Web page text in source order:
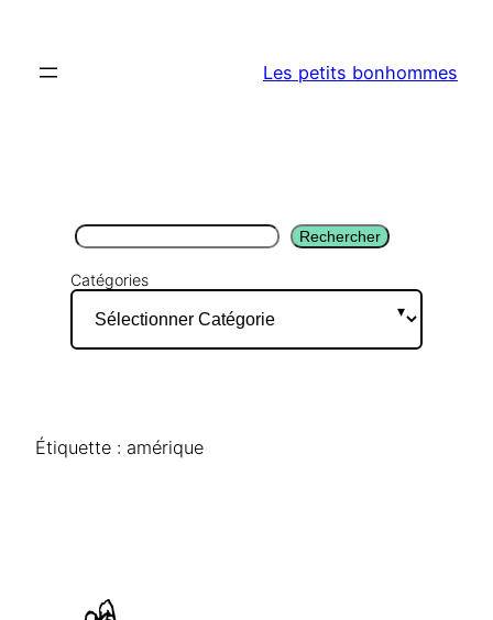
contenu
Les petits bonhommes
Rechercher Rechercher
Catégories
Étiquette : amérique